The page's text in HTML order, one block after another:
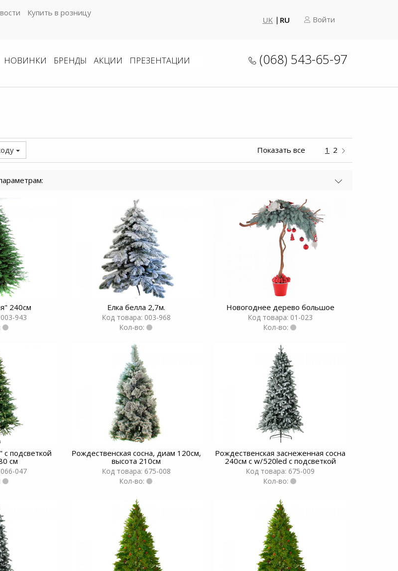
Купить в розницу
UK RU Войти
НОВИНКИ БРЕНДЫ АКЦИИ ПРЕЗЕНТАЦИИ (068) 543-65-97
Показать все 1 2
240см
943
Елка белла 2,7м.
Код товара: 003-968
Кол-во:
Новогоднее дерево большое
Код товара: 01-023
Кол-во:
с подсветкой
см
047
Рождественская сосна, диам 120см,
высота 210см
Код товара: 675-008
Кол-во:
Рождественская заснеженная сосна
240см с w/520led с подсветкой
Код товара: 675-009
Кол-во: